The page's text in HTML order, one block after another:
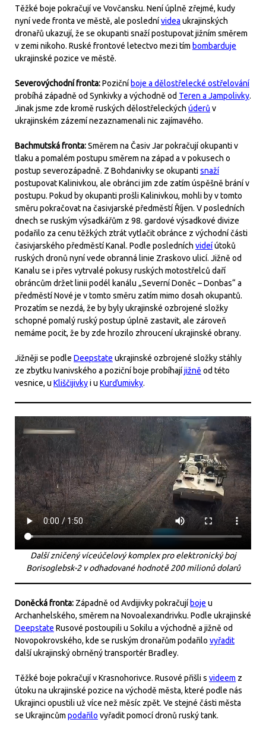
Těžké boje pokračují ve Vovčansku. Není úplně zřejmé, kudy
nyní vede fronta ve městě, ale poslednívidea ukrajinských
dronařů ukazují, že se okupanti snaží postupovat jižním směrem
v zemi nikoho. Ruské frontové letectvo mezi tím bombarduje
ukrajinské pozice ve městě.
Severovýchodní fronta:Pozičníboje a dělostřelecké ostřelování
probíhá západně od Synkivky a východně od Teren a Jampolivky.
Jinak jsme zde kromě ruských dělostřeleckých úderů v
ukrajinském zázemí nezaznamenali nic zajímavého.
Bachmutská fronta:Směrem na Časiv Jar pokračují okupanti v
tlaku a pomalém postupu směrem na západ a v pokusech o
postup severozápadně. Z Bohdanivky se okupantisnaží
postupovat Kalinivkou, ale obránci jim zde zatím úspěšně brání v
postupu. Pokud by okupanti prošli Kalinivkou, mohli by v tomto
směru pokračovat na časivjarské předměstí Říjen. V posledních
dnech se ruským výsadkářům z 98. gardové výsadkové divize
podařilo za cenu těžkých ztrát vytlačit obránce z východní části
časivjarského předměstí Kanal. Podle posledních videíútoků
ruských dronů nyní vede obranná linie Zraskovo ulicí. Jižně od
Kanalu se i přes vytrvalé pokusy ruských motostřelců daří
obráncům držet linii podél kanálu „Severní Doněc – Donbas“ a
předměstí Nové je v tomto směru zatím mimo dosah okupantů.
Prozatím se nezdá, že by byly ukrajinské ozbrojené složky
schopné pomalý ruský postup úplně zastavit, ale zároveň
nemáme pocit, že by zde hrozilo zhroucení ukrajinské obrany.
Jižněji se podle Deepstate ukrajinské ozbrojené složky stáhly
ze zbytku Ivanivského a poziční boje probíhajíjižně od této
vesnice, u Kliščijivkyi u Kurďumivky.
Další zničený víceúčelový komplex pro elektronický boj
Borisoglebsk-2 v odhadované hodnotě 200 milionů dolarů
Doněcká fronta: Západně od Avdijivky pokračujíboje u
Archanhelského, směrem na Novoalexandrivku. Podle ukrajinské
Deepstate Rusové postoupili u Sokilu a východně a jižně od
Novopokrovského, kde se ruským dronařům podařilo vyřadit
další ukrajinský obrněný transportér Bradley.
Těžké boje pokračují v Krasnohorivce. Rusové přišli s videem z
útoku na ukrajinské pozice na východě města, které podle nás
Ukrajinci opustili už více než měsíc zpět. Ve stejné části města
se Ukrajincům podařilo vyřadit pomocí dronů ruský tank.